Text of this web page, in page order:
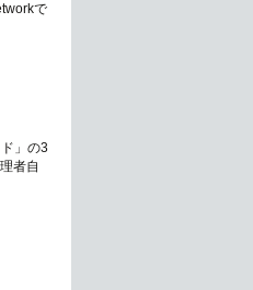
で
」の3
者自